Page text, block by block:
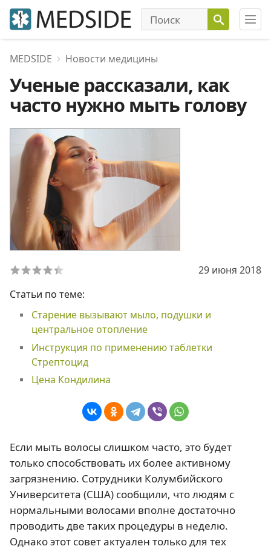
MEDSIDE Новости медицины
Ученые рассказали, как
часто нужно мыть голову
29 июня 2018
Статьи по теме:
Старение вызывают мыло, подушки и
центральное отопление
Инструкция по применению таблетки
Стрептоцид
Цена Кондилина
Если мыть волосы слишком часто, это будет
только способствовать их более активному
загрязнению. Сотрудники Колумбийского
Университета (США) сообщили, что людям с
нормальными волосами вполне достаточно
проводить две таких процедуры в неделю.
Однако этот совет актуален только для тех